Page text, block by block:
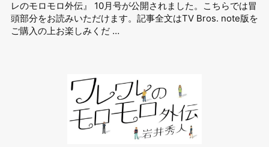
レのモロモロ外伝』 10⽉号が公開されました。こちらでは冒
頭部分をお読みいただけます。記事全文はTV Bros. note版を
ご購入の上お楽しみくだ …